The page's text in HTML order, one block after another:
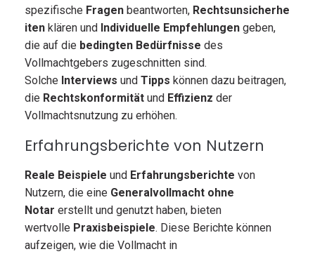
spezifische Fragen beantworten, Rechtsunsicherhe
iten klären und Individuelle Empfehlungen geben,
die auf die bedingten Bedürfnisse des
Vollmachtgebers zugeschnitten sind.
Solche Interviews und Tipps können dazu beitragen,
die Rechtskonformität und Effizienz der
Vollmachtsnutzung zu erhöhen.
Erfahrungsberichte von Nutzern
Reale Beispiele und Erfahrungsberichte von
Nutzern, die eine Generalvollmacht ohne
Notar erstellt und genutzt haben, bieten
wertvolle Praxisbeispiele. Diese Berichte können
aufzeigen, wie die Vollmacht in